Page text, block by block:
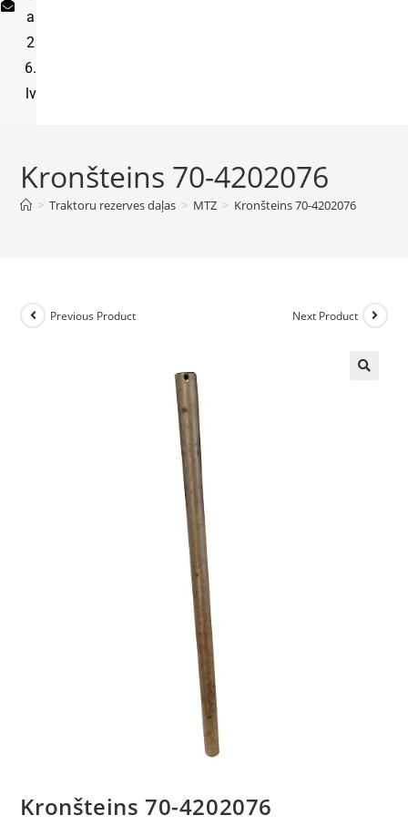
a
2
6.
lv
Kronšteins 70-4202076
> Traktoru rezerves daļas > MTZ > Kronšteins 70-4202076
Previous Product Next Product
Kronšteins 70-4202076